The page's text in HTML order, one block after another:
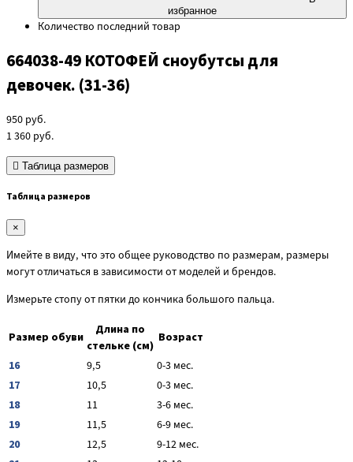
избранное
Количество последний товар
664038-49 КОТОФЕЙ сноубутсы для
девочек. (31-36)
950 руб.
1 360 руб.
Таблица размеров
Таблица размеров
×
Имейте в виду, что это общее руководство по размерам, размеры
могут отличаться в зависимости от моделей и брендов.
Измерьте стопу от пятки до кончика большого пальца.
Размер обуви
Длина по
стельке (см)
Возраст
16
9,5
0-3 мес.
17
10,5
0-3 мес.
18
11
3-6 мес.
19
11,5
6-9 мес.
20
12,5
9-12 мес.